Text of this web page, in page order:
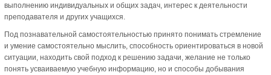
выполнению индивидуальных и общих задач, интерес к деятельности
преподавателя и других учащихся.
Под познавательной самостоятельностью принято понимать стремление
и умение самостоятельно мыслить, способность ориентироваться в новой
ситуации, находить свой подход к решению задачи, желание не только
понять усваиваемую учебную информацию, но и способы добывания